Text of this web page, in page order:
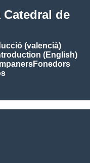
Catedral de
(valencià)
(English)
Fonedors